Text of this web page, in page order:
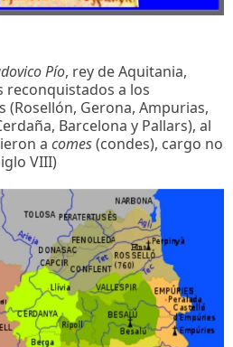
Pío, rey de Aquitania,
a los
(Rosellón, Gerona, Ampurias,
Barcelona y Pallars), al
a comes(condes), cargo no
VIII)